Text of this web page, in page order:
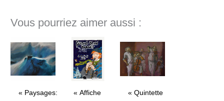
Vous pourriez aimer aussi :
« Paysages:
« Affiche
« Quintette